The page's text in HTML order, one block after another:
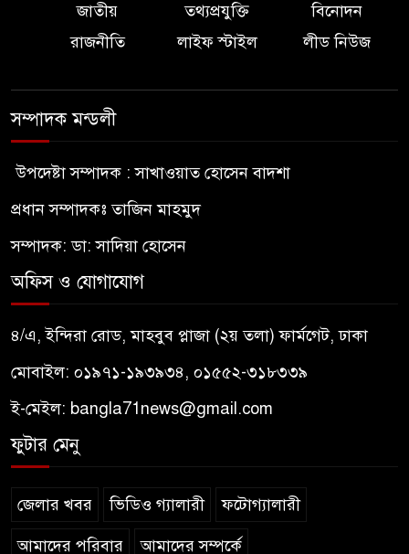
জাতীয়
তথ্যপ্রযুক্তি
বিনোদন
রাজনীতি
লাইফ স্টাইল লীড নিউজ
সম্পাদক মন্ডলী
উপদেষ্টা সম্পাদক : সাখাওয়াত হোসেন বাদশা
প্রধান সম্পাদকঃ তাজিন মাহমুদ
সম্পাদক: ডা: সাদিয়া হোসেন
অফিস ও যোগাযোগ
৪/এ, ইন্দিরা রোড, মাহবুব প্লাজা (২য় তলা) ফার্মগেট, ঢাকা
মোবাইল: ০১৯৭১-১৯৩৯৩৪, ০১৫৫২-৩১৮৩৩৯
ই-মেইল: bangla71news@gmail.com
ফুটার মেনু
জেলার খবর ভিডিও গ্যালারী ফটোগ্যালারী
আমাদের পরিবার আমাদের সম্পর্কে